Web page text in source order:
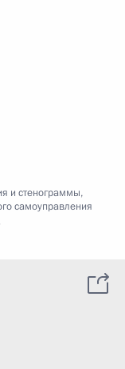
и стенограммы,
самоуправления